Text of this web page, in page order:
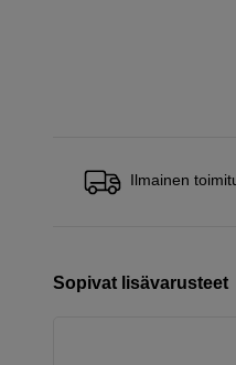
Ilmainen
Sopivat lisävarusteet